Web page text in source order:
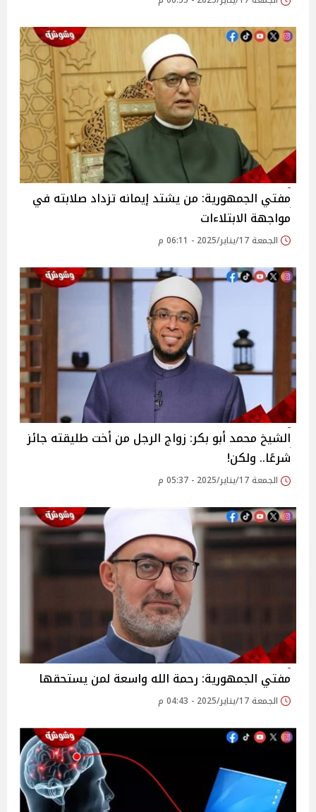
مفتي الجمهورية: من يشتد إيمانه تزداد صلابته في
مواجهة الابتلاءات
الجمعة 17/يناير/2025 - 06:11 م
الشيخ محمد أبو بكر: زواج الرجل من أخت طليقته جائز
شرعًا.. ولكن!
الجمعة 17/يناير/2025 - 05:37 م
مفتي الجمهورية: رحمة الله واسعة لمن يستحقها
الجمعة 17/يناير/2025 - 04:43 م